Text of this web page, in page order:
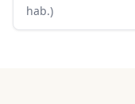
hab.)